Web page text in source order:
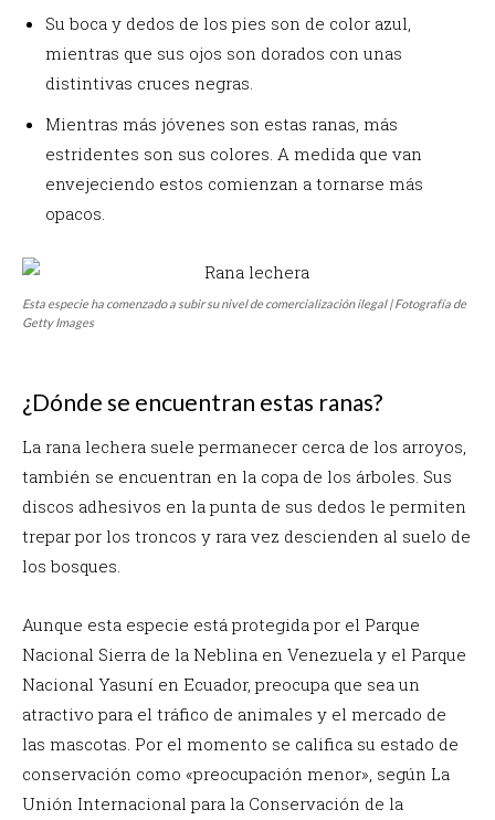
Su boca y dedos de los pies son de color azul,
mientras que sus ojos son dorados con unas
distintivas cruces negras.
Mientras más jóvenes son estas ranas, más
estridentes son sus colores. A medida que van
envejeciendo estos comienzan a tornarse más
opacos.
Esta especie ha comenzado a subir su nivel de comercialización ilegal | Fotografía de
Getty Images
¿Dónde se encuentran estas ranas?
La rana lechera suele permanecer cerca de los arroyos,
también se encuentran en la copa de los árboles. Sus
discos adhesivos en la punta de sus dedos le permiten
trepar por los troncos y rara vez descienden al suelo de
los bosques.
Aunque esta especie está protegida por el Parque
Nacional Sierra de la Neblina en Venezuela y el Parque
Nacional Yasuní en Ecuador, preocupa que sea un
atractivo para el tráfico de animales y el mercado de
las mascotas. Por el momento se califica su estado de
conservación como «preocupación menor», según La
Unión Internacional para la Conservación de la